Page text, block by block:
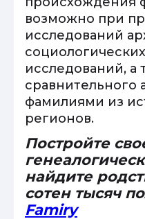
возможно при
исследований
исследований, а
сравнительного
фамилиями из
регионов.
Постройте
найдите
сотен тысяч
Famiry